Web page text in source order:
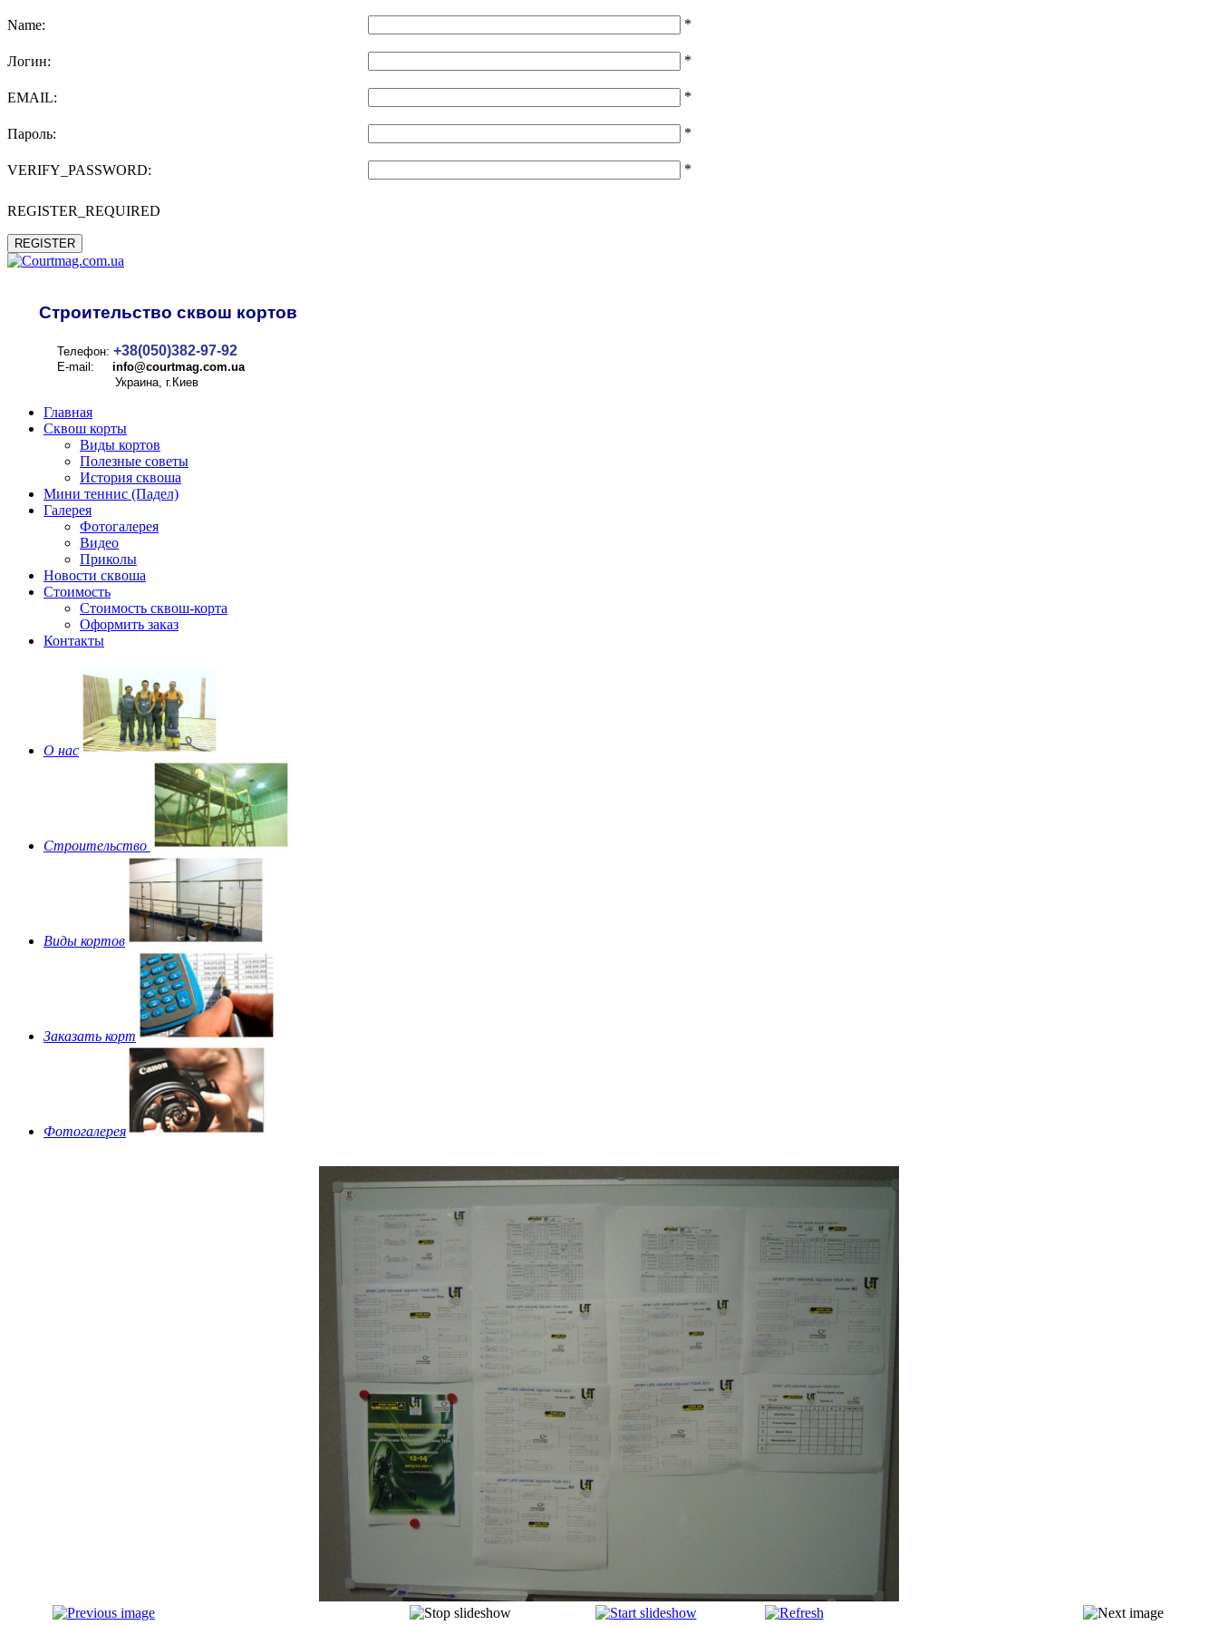
Name: *
Логин: *
EMAIL: *
Пароль: *
VERIFY_PASSWORD: *
REGISTER_REQUIRED
REGISTER
Строительство сквош кортов
Телефон: +38(050)382-97-92
E-mail: info@courtmag.com.ua
Украина, г.Киев
Главная
Сквош корты
Виды кортов
Полезные советы
История сквоша
Мини теннис (Падел)
Галерея
Фотогалерея
Видео
Приколы
Новости сквоша
Стоимость
Стоимость сквош-корта
Оформить заказ
Контакты
О нас
Строительство
Виды кортов
Заказать корт
Фотогалерея